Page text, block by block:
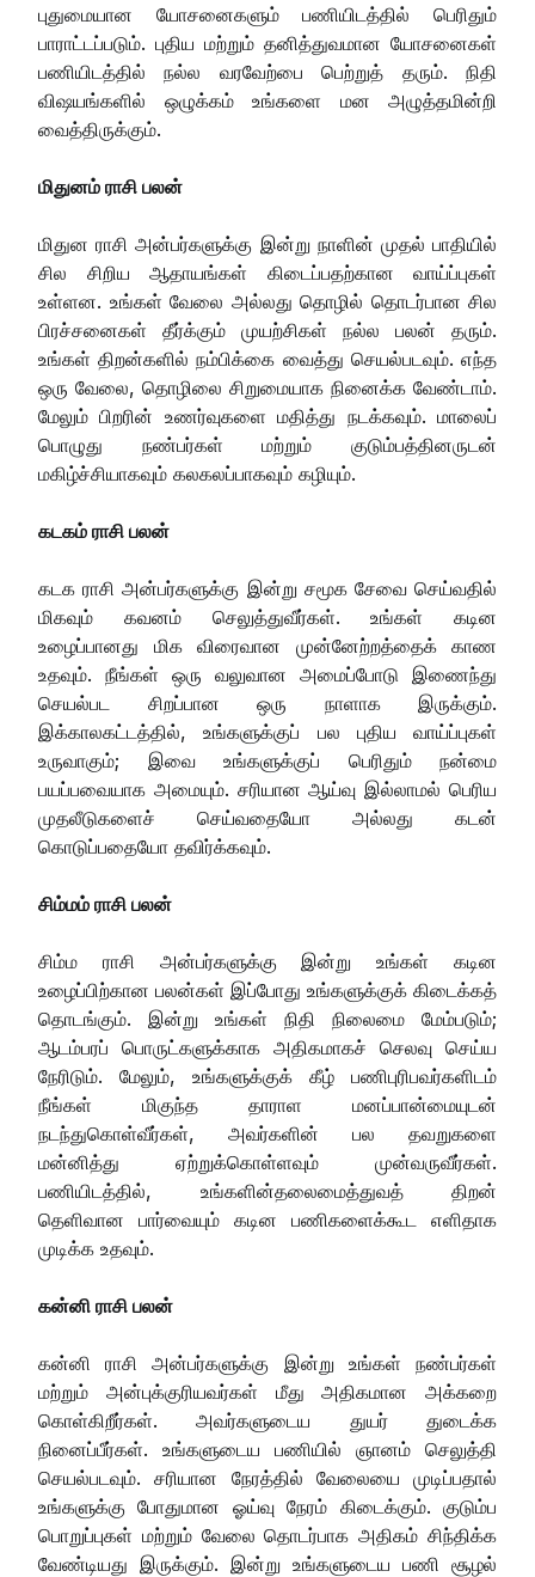
புதுமையான யோசனைகளும் பணியிடத்தில் பெரிதும்
பாராட்டப்படும். புதிய மற்றும் தனித்துவமான யோசனைகள்
பணியிடத்தில் நல்ல வரவேற்பை பெற்றுத் தரும். நிதி
விஷயங்களில் ஒழுக்கம் உங்களை மன அழுத்தமின்றி
வைத்திருக்கும்.
மிதுனம் ராசி பலன்
மிதுன ராசி அன்பர்களுக்கு இன்று நாளின் முதல் பாதியில்
சில சிறிய ஆதாயங்கள் கிடைப்பதற்கான வாய்ப்புகள்
உள்ளன. உங்கள் வேலை அல்லது தொழில் தொடர்பான சில
பிரச்சனைகள் தீர்க்கும் முயற்சிகள் நல்ல பலன் தரும்.
உங்கள் திறன்களில் நம்பிக்கை வைத்து செயல்படவும். எந்த
ஒரு வேலை, தொழிலை சிறுமையாக நினைக்க வேண்டாம்.
மேலும் பிறரின் உணர்வுகளை மதித்து நடக்கவும். மாலைப்
பொழுது நண்பர்கள் மற்றும் குடும்பத்தினருடன்
மகிழ்ச்சியாகவும் கலகலப்பாகவும் கழியும்.
கடகம் ராசி பலன்
கடக ராசி அன்பர்களுக்கு இன்று சமூக சேவை செய்வதில்
மிகவும் கவனம் செலுத்துவீர்கள். உங்கள் கடின
உழைப்பானது மிக விரைவான முன்னேற்றத்தைக் காண
உதவும். நீங்கள் ஒரு வலுவான அமைப்போடு இணைந்து
செயல்பட சிறப்பான ஒரு நாளாக இருக்கும்.
இக்காலகட்டத்தில், உங்களுக்குப் பல புதிய வாய்ப்புகள்
உருவாகும்; இவை உங்களுக்குப் பெரிதும் நன்மை
பயப்பவையாக அமையும். சரியான ஆய்வு இல்லாமல் பெரிய
முதலீடுகளைச் செய்வதையோ அல்லது கடன்
கொடுப்பதையோ தவிர்க்கவும்.
சிம்மம் ராசி பலன்
சிம்ம ராசி அன்பர்களுக்கு இன்று உங்கள் கடின
உழைப்பிற்கான பலன்கள் இப்போது உங்களுக்குக் கிடைக்கத்
தொடங்கும். இன்று உங்கள் நிதி நிலைமை மேம்படும்;
ஆடம்பரப் பொருட்களுக்காக அதிகமாகச் செலவு செய்ய
நேரிடும். மேலும், உங்களுக்குக் கீழ் பணிபுரிபவர்களிடம்
நீங்கள் மிகுந்த தாராள மனப்பான்மையுடன்
நடந்துகொள்வீர்கள், அவர்களின் பல தவறுகளை
மன்னித்து ஏற்றுக்கொள்ளவும் முன்வருவீர்கள்.
பணியிடத்தில், உங்களின்தலைமைத்துவத் திறன்
தெளிவான பார்வையும் கடின பணிகளைக்கூட எளிதாக
முடிக்க உதவும்.
கன்னி ராசி பலன்
கன்னி ராசி அன்பர்களுக்கு இன்று உங்கள் நண்பர்கள்
மற்றும் அன்புக்குரியவர்கள் மீது அதிகமான அக்கறை
கொள்கிறீர்கள். அவர்களுடைய துயர் துடைக்க
நினைப்பீர்கள். உங்களுடைய பணியில் ஞானம் செலுத்தி
செயல்படவும். சரியான நேரத்தில் வேலையை முடிப்பதால்
உங்களுக்கு போதுமான ஓய்வு நேரம் கிடைக்கும். குடும்ப
பொறுப்புகள் மற்றும் வேலை தொடர்பாக அதிகம் சிந்திக்க
வேண்டியது இருக்கும். இன்று உங்களுடைய பணி சூழல்